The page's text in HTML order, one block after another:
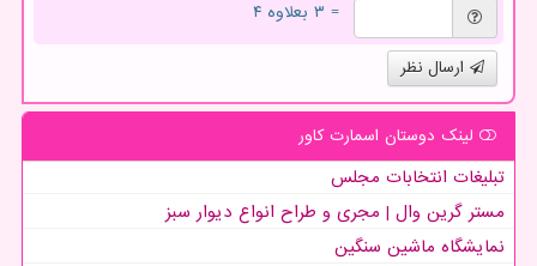
= ۳ بعلاوه ۴
ارسال نظر
لینک دوستان اسمارت كاور
تبلیغات انتخابات مجلس
مستر گرین وال | مجری و طراح انواع دیوار سبز
نمایشگاه ماشین سنگین